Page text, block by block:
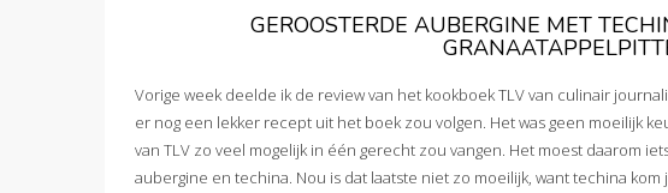
GEROOSTERDE AUBERGINE MET
Vorige week deelde ik de review van het kookboek TLV van culinair
er nog een lekker recept uit het boek zou volgen. Het was geen moeilijk
van TLV zo veel mogelijk in één gerecht zou vangen. Het moest daarom
aubergine en techina. Nou is dat laatste niet zo moeilijk, want techina